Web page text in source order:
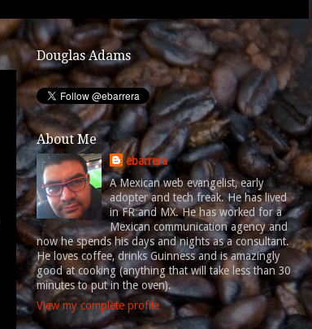
Douglas Adams
About Me
ebarrera
A Mexican web evangelist, early
adopter and tech freak. He has lived
in FR and MX. He has worked for a
Mexican communication agency and
now he spends his days and nights as a consultant.
He loves coffee, drinks Guinness and is amazingly
good at cooking (anything that will take less than 30
minutes to put in the oven).
View my complete profile